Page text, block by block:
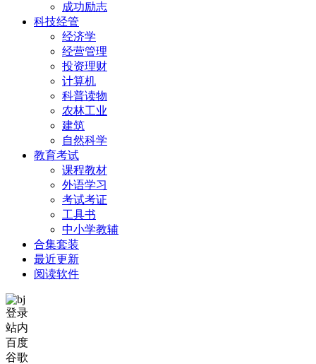
成功励志
科技经管
经济学
经营管理
投资理财
计算机
科普读物
农林工业
建筑
自然科学
教育考试
课程教材
外语学习
考试考证
工具书
中小学教辅
合集套装
最近更新
阅读软件
登录
站内
百度
谷歌